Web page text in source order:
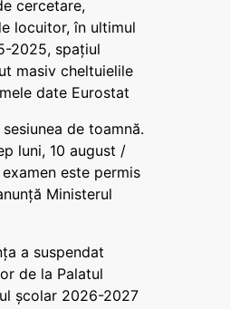
cercetare,
locuitor, în ultimul
2025, spațiul
masiv cheltuielile
date Eurostat
de toamnă.
luni, 10 august /
este permis
Ministerul
a suspendat
de la Palatul
școlar 2026-2027